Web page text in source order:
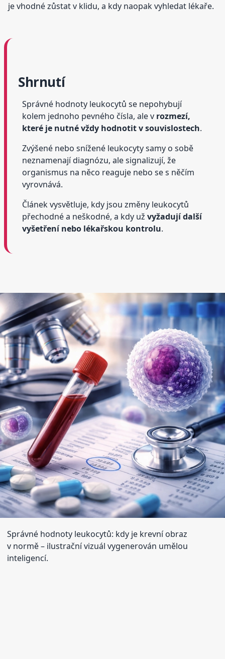
je vhodné zůstat v klidu, a kdy naopak vyhledat lékaře.
Shrnutí
Správné hodnoty leukocytů se nepohybují
kolem jednoho pevného čísla, ale v rozmezí,
které je nutné vždy hodnotit v souvislostech.
Zvýšené nebo snížené leukocyty samy o sobě
neznamenají diagnózu, ale signalizují, že
organismus na něco reaguje nebo se s něčím
vyrovnává.
Článek vysvětluje, kdy jsou změny leukocytů
přechodné a neškodné, a kdy už vyžadují další
vyšetření nebo lékařskou kontrolu.
Správné hodnoty leukocytů: kdy je krevní obraz
v normě– ilustrační vizuál vygenerován umělou
inteligencí.